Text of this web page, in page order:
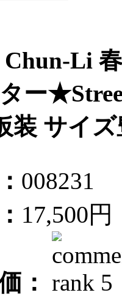
Li
ー
装 サイ
008231
17,500円
：